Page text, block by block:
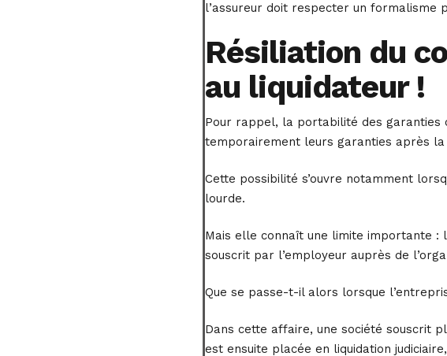
l’assureur doit respecter un formalisme
Résiliation du
au liquidateur !
Pour rappel, la portabilité des garanties
temporairement leurs garanties après
Cette possibilité s’ouvre notamment
lourde.
Mais elle connaît une limite importante :
souscrit par l’employeur auprès de
Que se passe-t-il alors lorsque
Dans cette affaire, une société souscrit
est ensuite placée en liquidation